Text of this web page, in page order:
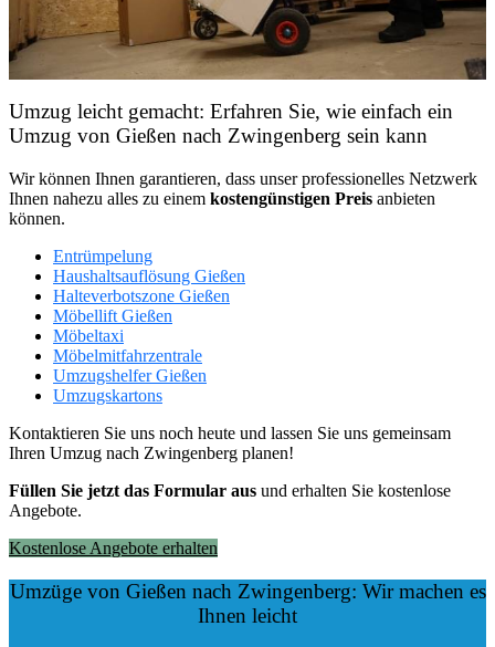
Umzug leicht gemacht: Erfahren Sie, wie einfach ein
Umzug von Gießen nach Zwingenberg sein kann
Wir können Ihnen garantieren, dass unser professionelles Netzwerk
Ihnen nahezu alles zu einem kostengünstigen Preis anbieten
können.
Entrümpelung
Haushaltsauflösung Gießen
Halteverbotszone Gießen
Möbellift Gießen
Möbeltaxi
Möbelmitfahrzentrale
Umzugshelfer Gießen
Umzugskartons
Kontaktieren Sie uns noch heute und lassen Sie uns gemeinsam
Ihren Umzug nach Zwingenberg planen!
Füllen Sie jetzt das Formular aus und erhalten Sie kostenlose
Angebote.
Kostenlose Angebote erhalten
Umzüge von Gießen nach Zwingenberg: Wir machen es
Ihnen leicht